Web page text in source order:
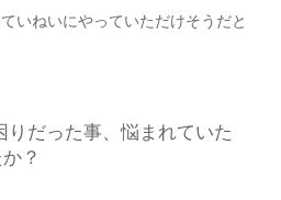
いねいにやっていただけそうだと
りだった事、悩まれていた
？